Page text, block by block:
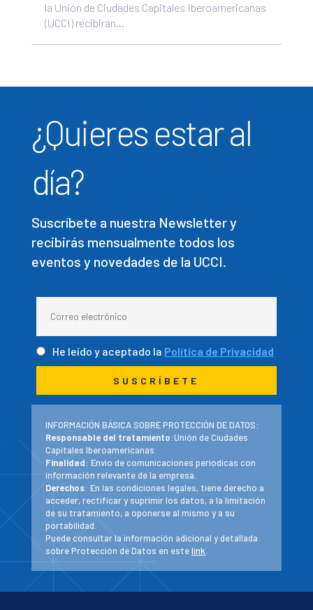
la Unión de Ciudades Capitales Iberoamericanas
(UCCI) recibirán...
¿Quieres estar al
día?
Suscríbete a nuestra Newsletter y
recibirás mensualmente todos los
eventos y novedades de la UCCI.
He leído y aceptado la Política de Privacidad
INFORMACIÓN BÁSICA SOBRE PROTECCIÓN DE DATOS:
Responsable del tratamiento:Unión de Ciudades
Capitales Iberoamericanas.
Finalidad: Envío de comunicaciones periodicas con
información relevante de la empresa.
Derechos: En las condiciones legales, tiene derecho a
acceder, rectificar y suprimir los datos, a la limitación
de su tratamiento, a oponerse al mismo y a su
portabilidad.
Puede consultar la información adicional y detallada
sobre Protección de Datos en estelink